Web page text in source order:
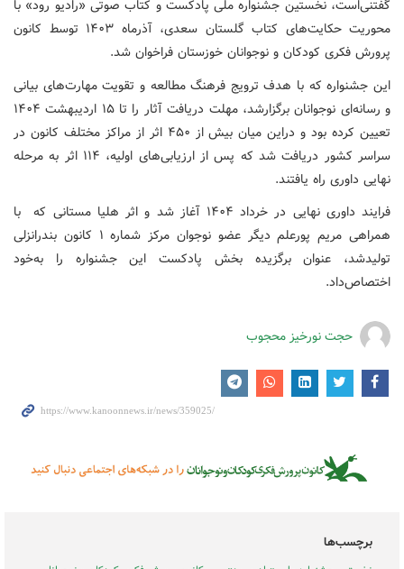
گفتنی‌است، نخستین جشنواره ملی پادکست و کتاب صوتی «رادیو رود» با
محوریت حکایت‌های کتاب گلستان سعدی، آذرماه ۱۴۰۳ توسط کانون
پرورش فکری کودکان و نوجوانان خوزستان فراخوان شد.
این جشنواره که با هدف ترویج فرهنگ مطالعه و تقویت مهارت‌های بیانی
و رسانه‌ای نوجوانان برگزارشد، مهلت دریافت آثار را تا ۱۵ اردیبهشت ۱۴۰۴
تعیین کرده بود و دراین میان بیش از ۴۵۰ اثر از مراکز مختلف کانون در
سراسر کشور دریافت شد که پس از ارزیابی‌های اولیه، ۱۱۴ اثر به مرحله
نهایی داوری راه یافتند.
فرایند داوری نهایی در خرداد ۱۴۰۴ آغاز شد و اثر هلیا مستانی که با
همراهی مریم پورعلم دیگر عضو نوجوان مرکز شماره ۱ کانون بندرانزلی
تولیدشد، عنوان برگزیده بخش پادکست این جشنواره را به‌خود
اختصاص‌داد.
حجت نورخیز محجوب
برچسب‌ها